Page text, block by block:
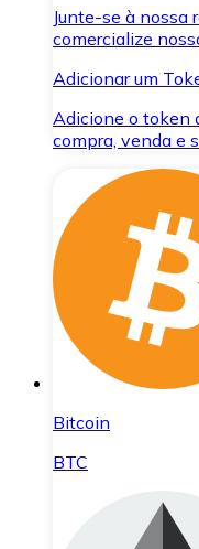
Junte-se à nossa
comercialize
Adicionar um
Adicione o token
compra, venda e
Bitcoin
BTC